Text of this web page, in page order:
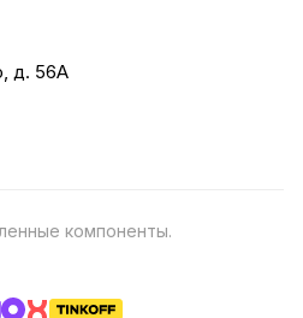
д. 56А
компоненты.